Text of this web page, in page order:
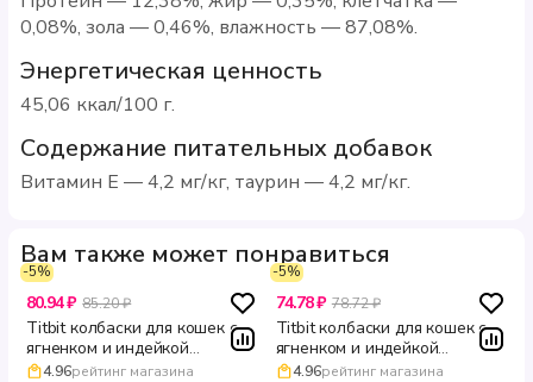
0,08%, зола — 0,46%, влажность — 87,08%.
Энергетическая ценность
45,06 ккал/100 г.
Содержание питательных добавок
Витамин Е — 4,2 мг/кг, таурин — 4,2 мг/кг.
Вам также может понравиться
-5%
80.94 ₽ 85.20 ₽
Titbit колбаски для кошек с
ягненком и индейкой
Двойное удовольствие 45 г
4.96рейтинг магазина
-5%
74.78 ₽ 78.72 ₽
Titbit колбаски для кошек с
ягненком и индейкой
Двойное удовольствие 15 г
4.96рейтинг магазина